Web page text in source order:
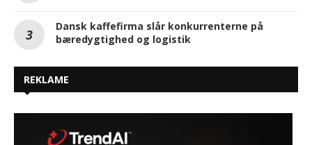
Dansk kaffefirma slår konkurrenterne på
bæredygtighed og logistik
REKLAME